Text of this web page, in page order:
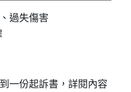
過失傷害
一份起訴書，詳閱內容